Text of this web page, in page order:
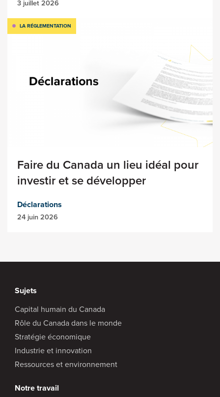
3 juillet 2026
LA RÉGLEMENTATION
Faire du Canada un lieu idéal pour
investir et se développer
Déclarations
24 juin 2026
Sujets
Capital humain du Canada
Rôle du Canada dans le monde
Stratégie économique
Industrie et innovation
Ressources et environnement
Notre travail